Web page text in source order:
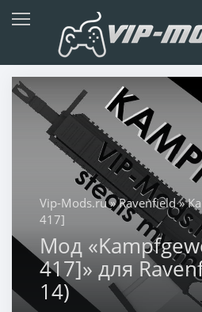
Vip-Mods.ru»Ravenfield»
417]
Мод
417]» для
14)